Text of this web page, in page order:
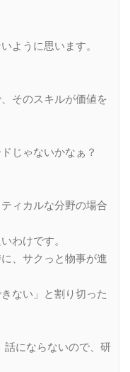
ように思います。
そのスキルが価値を
じゃないかなぁ？
ィカルな分野の場合
わけです。
、サクっと物事が進
ない」と割り切った
話にならないので、研